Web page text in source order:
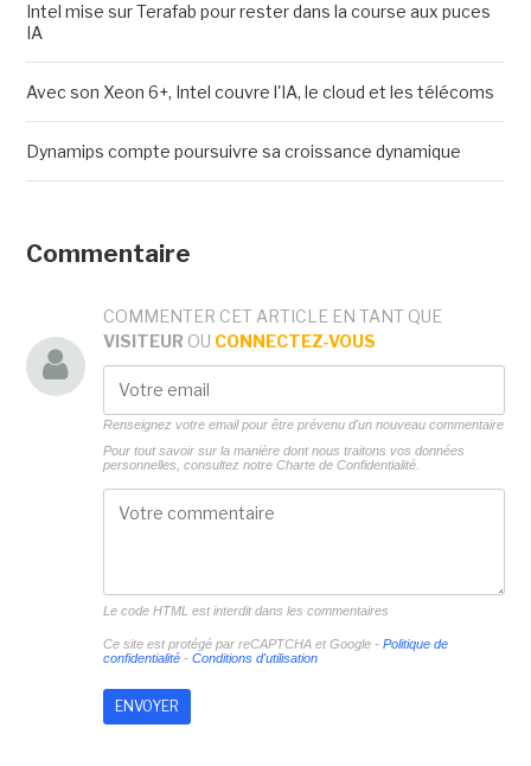
Intel mise sur Terafab pour rester dans la course aux puces
IA
Avec son Xeon 6+, Intel couvre l'IA, le cloud et les télécoms
Dynamips compte poursuivre sa croissance dynamique
Commentaire
COMMENTER CET ARTICLE EN TANT QUE
VISITEUR OU CONNECTEZ-VOUS
Renseignez votre email pour être prévenu d'un nouveau commentaire
Pour tout savoir sur la manière dont nous traitons vos données
personnelles, consultez notre Charte de Confidentialité.
Le code HTML est interdit dans les commentaires
Ce site est protégé par reCAPTCHA et Google - Politique de
confidentialité- Conditions d'utilisation